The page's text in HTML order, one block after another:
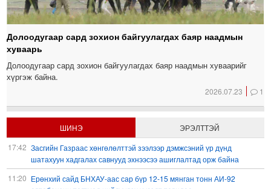
Долоодугаар сард зохион байгуулагдах баяр наадмын
хуваарь
Долоодугаар сард зохион байгуулагдах баяр наадмын хуваарийг
хүргэж байна.
2026.07.23 1
ШИНЭ
ЭРЭЛТТЭЙ
17:42 Засгийн Газраас хөнгөлөлттэй зээлээр дэмжсэний үр дүнд
шатахуун хадгалах савнууд эхнээсээ ашиглалтад орж байна
11:20 Ерөнхий сайд БНХАУ-аас сар бүр 12-15 мянган тонн АИ-92